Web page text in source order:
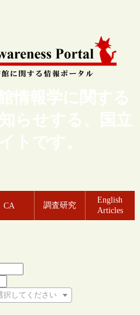
情報学に関する
らせする、国立
トです。
CA 調査研究
English
Articles
択してください
さい